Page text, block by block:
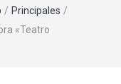
/ Principales /
«Teatro